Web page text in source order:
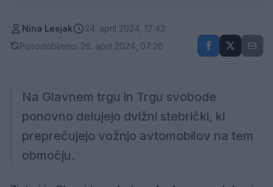
Nina Lesjak
24. april 2024, 17:43
Posodobljeno: 26. april 2024, 07:26
Na Glavnem trgu in Trgu svobode
ponovno delujejo dvižni stebrički, ki
preprečujejo vožnjo avtomobilov na tem
območju.